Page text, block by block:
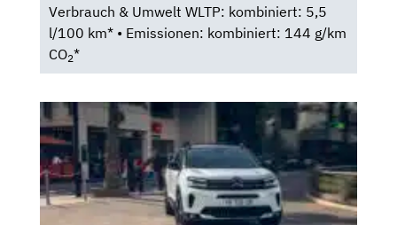
Verbrauch & Umwelt WLTP: kombiniert: 5,5
l/100 km* • Emissionen: kombiniert: 144 g/km
CO2*